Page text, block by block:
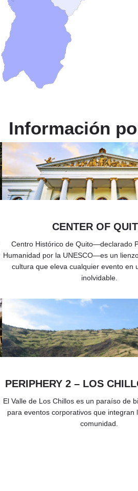
Información
CENTER OF
Centro Histórico de Quito—declarado
Humanidad por la UNESCO—es un
cultura que eleva cualquier evento en
inolvidable.
PERIPHERY 2 – LOS
El Valle de Los Chillos es un paraíso de
para eventos corporativos que integran
comunidad.